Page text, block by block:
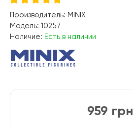
Производитель: MINIX
Модель: 10257
Наличие: Есть в наличии
959 грн